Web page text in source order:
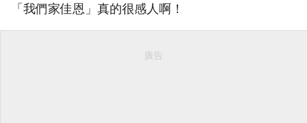
「我們家佳恩」真的很感人啊！
廣告